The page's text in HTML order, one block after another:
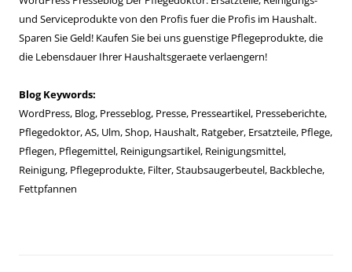
und Serviceprodukte von den Profis fuer die Profis im Haushalt.
Sparen Sie Geld! Kaufen Sie bei uns guenstige Pflegeprodukte, die
die Lebensdauer Ihrer Haushaltsgeraete verlaengern!
Blog Keywords:
WordPress, Blog, Presseblog, Presse, Presseartikel, Presseberichte,
Pflegedoktor, AS, Ulm, Shop, Haushalt, Ratgeber, Ersatzteile, Pflege,
Pflegen, Pflegemittel, Reinigungsartikel, Reinigungsmittel,
Reinigung, Pflegeprodukte, Filter, Staubsaugerbeutel, Backbleche,
Fettpfannen